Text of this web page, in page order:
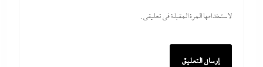
لاستخدامها المرة المقبلة في تعليقي.